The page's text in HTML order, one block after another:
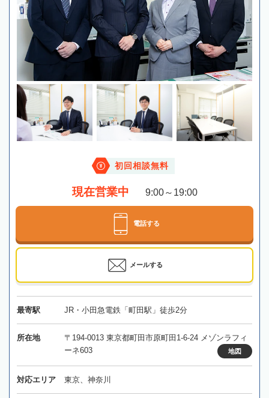
初回相談無料
現在営業中 9:00～19:00
電話する
メールする
最寄駅 JR・小田急電鉄「町田駅」徒歩2分
所在地
〒194-0013 東京都町田市原町田1-6-24 メゾンラフィ
ーネ603
地図
対応エリア 東京、神奈川